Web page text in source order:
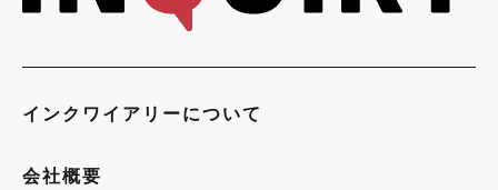
インクワイアリーについて
会社概要